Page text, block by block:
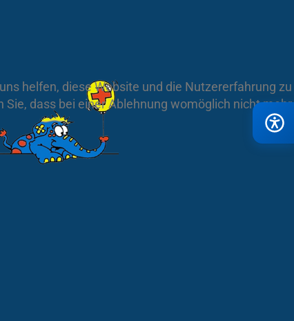
helfen, diese Website und die Nutzererfahrung zu
dass bei einer Ablehnung womöglich nicht mehr